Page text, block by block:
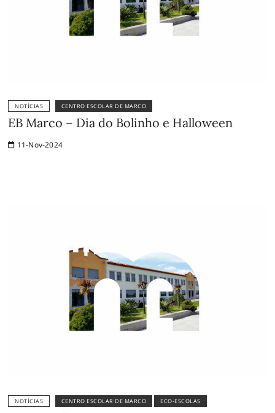
NOTÍCIAS CENTRO ESCOLAR DE MARCO
EB Marco – Dia do Bolinho e Halloween
11-Nov-2024
NOTÍCIAS CENTRO ESCOLAR DE MARCO ECO-ESCOLAS